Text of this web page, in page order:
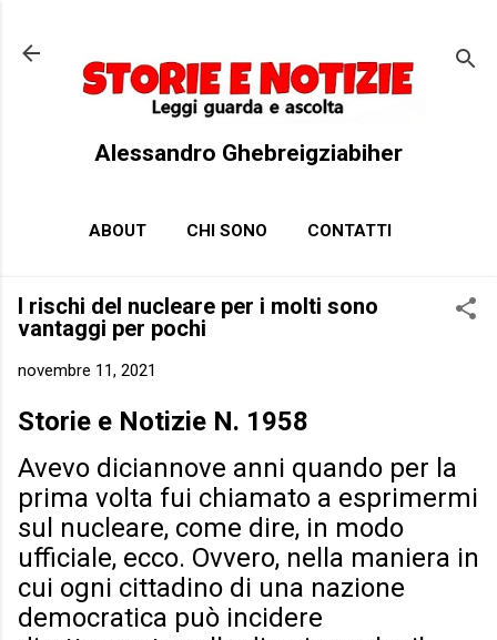
Alessandro Ghebreigziabiher
ABOUT CHI SONO CONTATTI
I rischi del nucleare per i molti sono
vantaggi per pochi
novembre 11, 2021
Storie e Notizie N. 1958
Avevo diciannove anni quando per la
prima volta fui chiamato a esprimermi
sul nucleare, come dire, in modo
ufficiale, ecco. Ovvero, nella maniera in
cui ogni cittadino di una nazione
democratica può incidere